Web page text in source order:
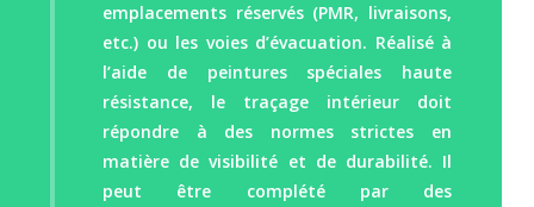
emplacements réservés (PMR, livraisons,
etc.) ou les voies d’évacuation. Réalisé à
l’aide de peintures spéciales haute
résistance, le traçage intérieur doit
répondre à des normes strictes en
matière de visibilité et de durabilité. Il
peut être complété par des